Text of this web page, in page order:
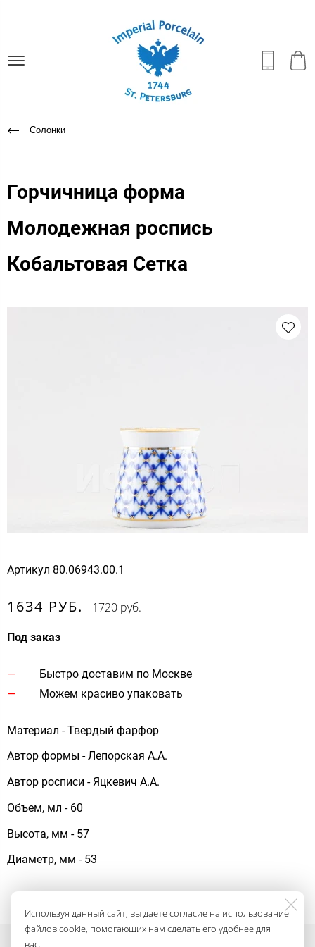
Солонки
Горчичница форма
Молодежная роспись
Кобальтовая Сетка
Артикул 80.06943.00.1
1634 РУБ. 1720 руб.
Под заказ
Быстро доставим по Москве
Можем красиво упаковать
Материал - Твердый фарфор
Автор формы - Лепорская А.А.
Автор росписи - Яцкевич А.А.
Объем, мл - 60
Высота, мм - 57
Диаметр, мм - 53
Используя данный сайт, вы даете согласие на использование
файлов cookie, помогающих нам сделать его удобнее для
вас.